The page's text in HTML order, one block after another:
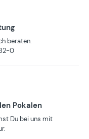
beraten.
0
Pokalen
Du bei uns mit